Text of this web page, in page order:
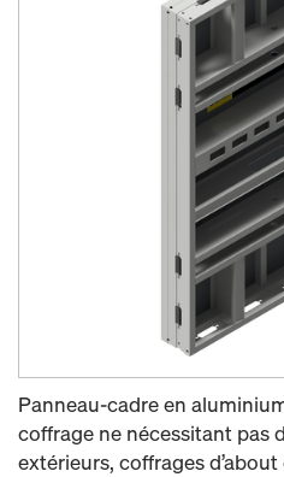
Panneau-cadre en
coffrage ne nécessitant pas
extérieurs, coffrages